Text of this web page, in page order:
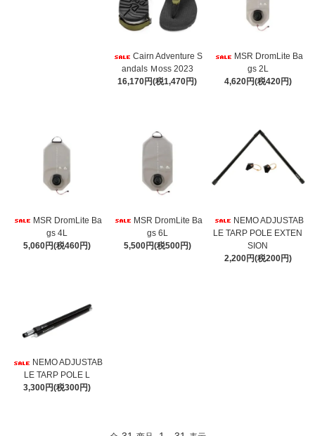
Cairn Adventure S
andals Ｍoss 2023
16,170円(税1,470円)
MSR DromLite Ba
gs 2L
4,620円(税420円)
MSR DromLite Ba
gs 4L
5,060円(税460円)
MSR DromLite Ba
gs 6L
5,500円(税500円)
NEMO ADJUSTAB
LE TARP POLE EXTEN
SION
2,200円(税200円)
NEMO ADJUSTAB
LE TARP POLE L
3,300円(税300円)